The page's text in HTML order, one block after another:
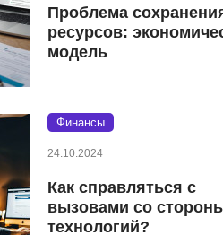
Проблема
ресурсов:
модель
Финансы
24.10.2024
Как справляться с
вызовами со
технологий?